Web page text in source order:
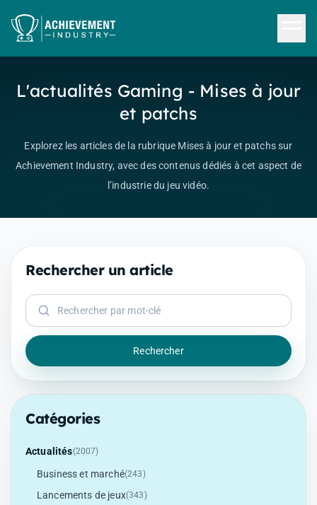
L'actualités Gaming - Mises à jour
et patchs
Explorez les articles de la rubrique Mises à jour et patchs sur
Achievement Industry, avec des contenus dédiés à cet aspect de
l’industrie du jeu vidéo.
Rechercher un article
Rechercher un article par mot-clé
Rechercher
Catégories
Actualités(2007)
Business et marché(243)
Lancements de jeux(343)